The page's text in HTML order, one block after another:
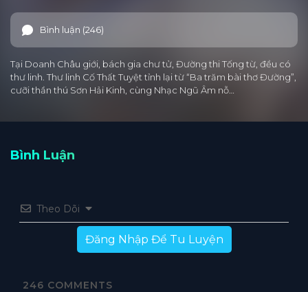
Tập 15 Tập 14 Tập 13 Tập 12 Tập 11
Tập 10 Tập 9 Tập 8 Tập 7 Tập 6
Bình luận (246)
Tại Doanh Châu giới, bách gia chư tử, Đường thi Tống từ, đều có
thư linh. Thư linh Cố Thất Tuyệt tỉnh lại từ “Ba trăm bài thơ Đường”,
cưỡi thần thú Sơn Hải Kinh, cùng Nhạc Ngũ Âm nỗ…
Bình Luận
Theo Dõi
Đăng Nhập Để Tu Luyện
246 COMMENTS